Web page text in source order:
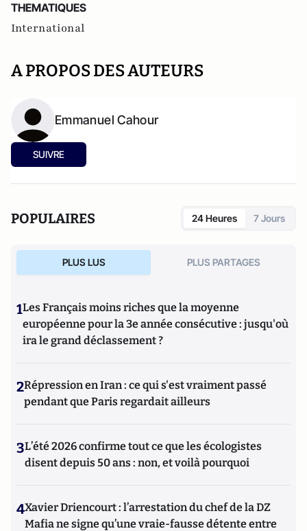
THEMATIQUES
International
A PROPOS DES AUTEURS
Emmanuel Cahour
SUIVRE
POPULAIRES 24 Heures 7 Jours
PLUS LUS PLUS PARTAGES
1Les Français moins riches que la moyenne
européenne pour la 3e année consécutive : jusqu'où
ira le grand déclassement ?
2Répression en Iran : ce qui s'est vraiment passé
pendant que Paris regardait ailleurs
3L’été 2026 confirme tout ce que les écologistes
disent depuis 50 ans : non, et voilà pourquoi
4Xavier Driencourt : l’arrestation du chef de la DZ
Mafia ne signe qu’une vraie-fausse détente entre